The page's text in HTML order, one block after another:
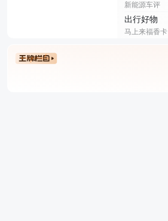
新能源车评
出行好物
马上来福香卡